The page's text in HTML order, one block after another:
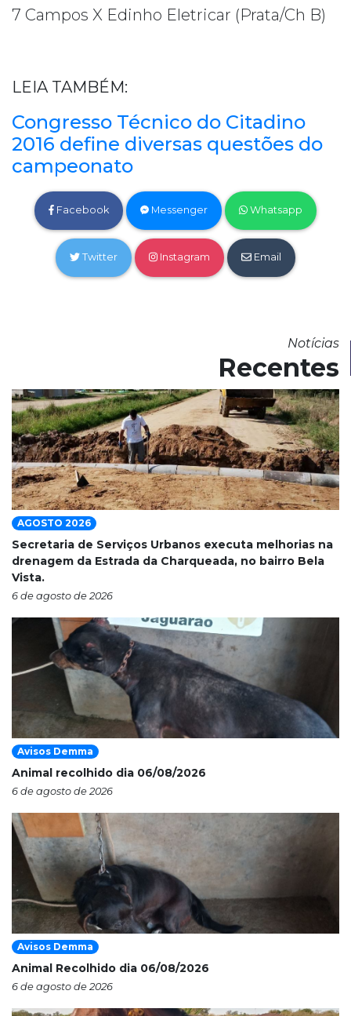
7 Campos X Edinho Eletricar (Prata/Ch B)
LEIA TAMBÉM:
Congresso Técnico do Citadino
2016 define diversas questões do
campeonato
Facebook Messenger Whatsapp
Twitter Instagram Email
Notícias
Recentes
AGOSTO 2026
Secretaria de Serviços Urbanos executa melhorias na
drenagem da Estrada da Charqueada, no bairro Bela
Vista.
6 de agosto de 2026
Avisos Demma
Animal recolhido dia 06/08/2026
6 de agosto de 2026
Avisos Demma
Animal Recolhido dia 06/08/2026
6 de agosto de 2026